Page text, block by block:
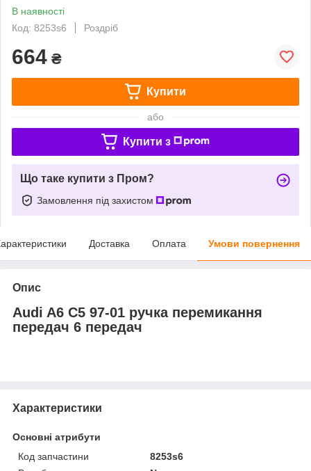
В наявності
Код: 8253s6
Роздріб
664 ₴
Купити
або
Купити з
Що таке купити з Пром?
Замовлення під захистом
Доставка Оплата Умови повернення
Опис
Audi A6 C5 97-01 ручка перемикання
передач 6 передач
Характеристики
Основні атрибути
Код запчастини
8253s6